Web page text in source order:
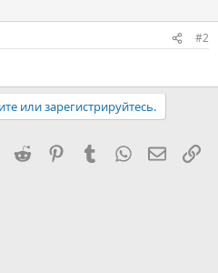
#2
или зарегистрируйтесь.
Reddit PinterestTumblr WhatsApp